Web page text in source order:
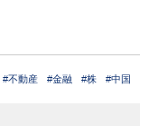
#不動産 #金融 #株 #中国